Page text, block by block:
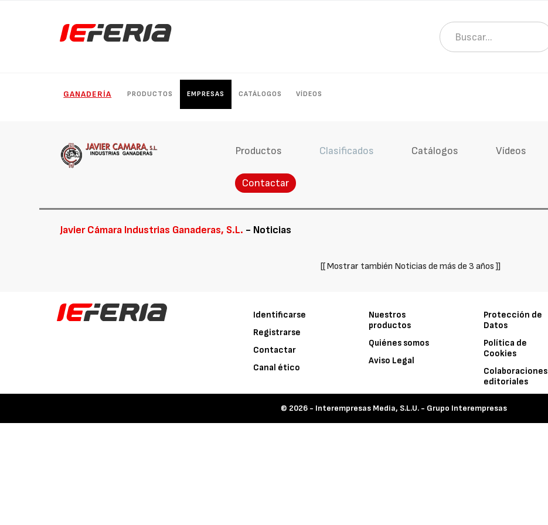
GANADERÍA PRODUCTOS EMPRESAS CATÁLOGOS VÍDEOS
Productos Clasificados Catálogos Vídeos
Contactar
Javier Cámara Industrias Ganaderas, S.L. - Noticias
[[ Mostrar también Noticias de más de 3 años ]]
Identificarse
Registrarse
Contactar
Canal ético
Nuestros
productos
Quiénes somos
Aviso Legal
Protección de
Datos
Política de
Cookies
Colaboraciones
editoriales
© 2026 - Interempresas Media, S.L.U. - Grupo Interempresas